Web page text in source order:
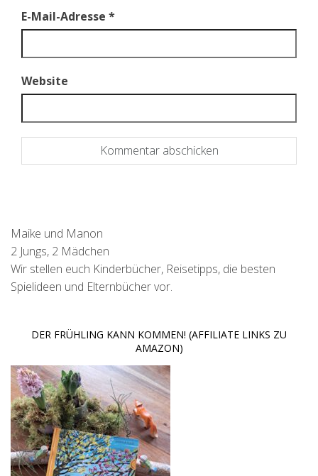
E-Mail-Adresse *
Website
Maike und Manon
2 Jungs, 2 Mädchen
Wir stellen euch Kinderbücher, Reisetipps, die besten
Spielideen und Elternbücher vor.
DER FRÜHLING KANN KOMMEN! (AFFILIATE LINKS ZU
AMAZON)